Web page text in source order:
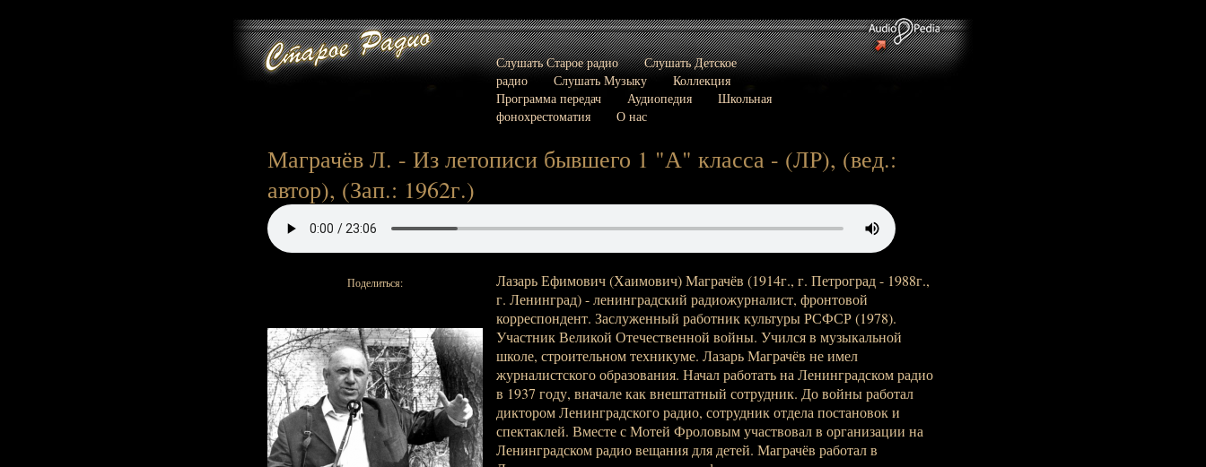
Слушать Старое радио
Слушать Детское
радио
Слушать Музыку
Коллекция
Программа передач
Аудиопедия
Школьная
фонохрестоматия
О нас
Маграчёв Л. - Из летописи бывшего 1 "А" класса - (ЛР), (вед.:
автор), (Зап.: 1962г.)
Поделиться:
Лазарь Ефимович (Хаимович) Маграчёв (1914г., г. Петроград - 1988г.,
г. Ленинград) - ленинградский радиожурналист, фронтовой
корреспондент. Заслуженный работник культуры РСФСР (1978).
Участник Великой Отечественной войны. Учился в музыкальной
школе, строительном техникуме. Лазарь Маграчёв не имел
журналистского образования. Начал работать на Ленинградском радио
в 1937 году, вначале как внештатный сотрудник. До войны работал
диктором Ленинградского радио, сотрудник отдела постановок и
спектаклей. Вместе с Мотей Фроловым участвовал в организации на
Ленинградском радио вещания для детей. Маграчёв работал в